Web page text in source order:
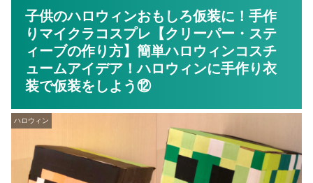
子供のハロウィンおもしろ仮装に！手作
りマイクラコスプレ【クリーパー・ステ
ィーブの作り方】簡単ハロウィンコスチ
ュームアイデア！ハロウィンに手作り衣
装で仮装をしよう⑫
ハロウィン